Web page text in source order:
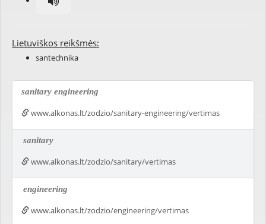
Lietuviškos reikšmės:
santechnika
sanitary engineering
www.alkonas.lt/zodzio/sanitary-engineering/vertimas
sanitary
www.alkonas.lt/zodzio/sanitary/vertimas
engineering
www.alkonas.lt/zodzio/engineering/vertimas